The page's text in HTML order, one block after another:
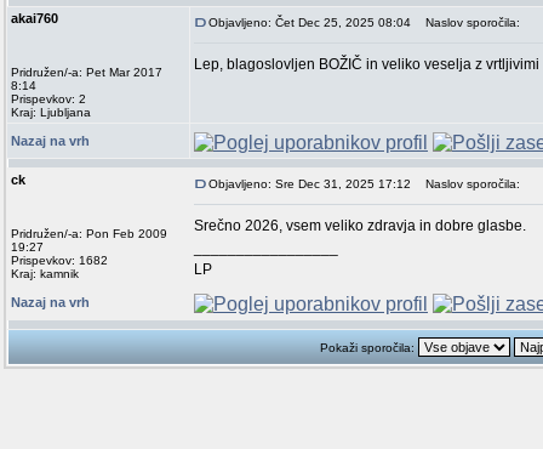
akai760
Pridružen/-a: Pet Mar 2017
8:14
Prispevkov: 2
Kraj: Ljubljana
Objavljeno: Čet Dec 25, 2025 08:04 Naslov sporočila:
Lep, blagoslovljen BOŽIČ in veliko veselja z
Nazaj na vrh
ck
Pridružen/-a: Pon Feb 2009
19:27
Prispevkov: 1682
Kraj: kamnik
Objavljeno: Sre Dec 31, 2025 17:12 Naslov sporočila:
Srečno 2026, vsem veliko zdravja in dobre glasbe.
LP
Nazaj na vrh
Pokaži sporočila: